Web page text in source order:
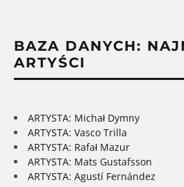
BAZA DANYCH:
ARTYŚCI
ARTYSTA: Michał Dymny
ARTYSTA: Vasco Trilla
ARTYSTA: Rafał Mazur
ARTYSTA: Mats Gustafsson
ARTYSTA: Agustí Fernández